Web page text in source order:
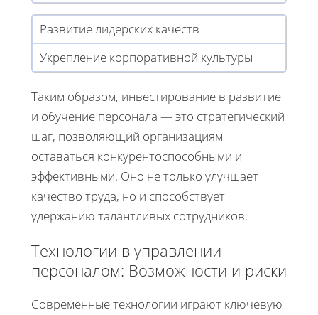
Развитие лидерских качеств
Укрепление корпоративной культуры
Таким образом, инвестирование в развитие
и обучение персонала — это стратегический
шаг, позволяющий организациям
оставаться конкурентоспособными и
эффективными. Оно не только улучшает
качество труда, но и способствует
удержанию талантливых сотрудников.
Технологии в управлении
персоналом: Возможности и риски
Современные технологии играют ключевую